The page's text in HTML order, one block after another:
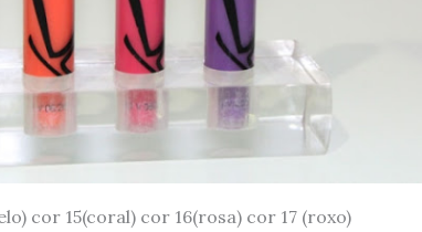
cor 15(coral) cor 16(rosa) cor 17 (roxo)